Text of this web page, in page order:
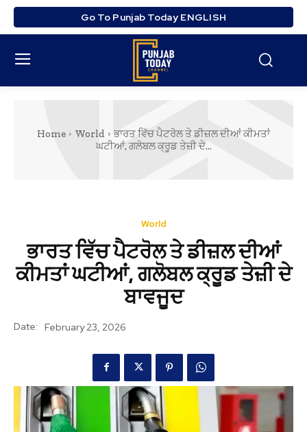
Go To Punjab Today ENGLISH
Home World
ਭਾਰਤ ਵਿੱਚ ਪੈਟਰੋਲ ਤੇ ਡੀਜ਼ਲ ਦੀਆਂ ਕੀਮਤਾਂ
ਘਟੀਆਂ, ਗਲੋਬਲ ਕ੍ਰੂਡ ਤੇਜ਼ੀ ਦੇ...
World
ਭਾਰਤ ਵਿੱਚ ਪੈਟਰੋਲ ਤੇ ਡੀਜ਼ਲ ਦੀਆਂ
ਕੀਮਤਾਂ ਘਟੀਆਂ, ਗਲੋਬਲ ਕ੍ਰੂਡ ਤੇਜ਼ੀ ਦੇ
ਬਾਵਜੂਦ
Date: February 23, 2026